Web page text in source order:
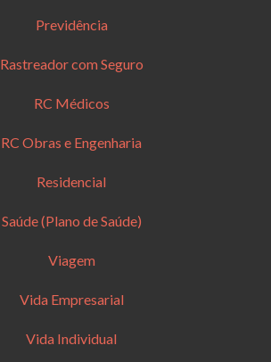
Previdência
Rastreador com Seguro
RC Médicos
RC Obras e Engenharia
Residencial
Saúde (Plano de Saúde)
Viagem
Vida Empresarial
Vida Individual